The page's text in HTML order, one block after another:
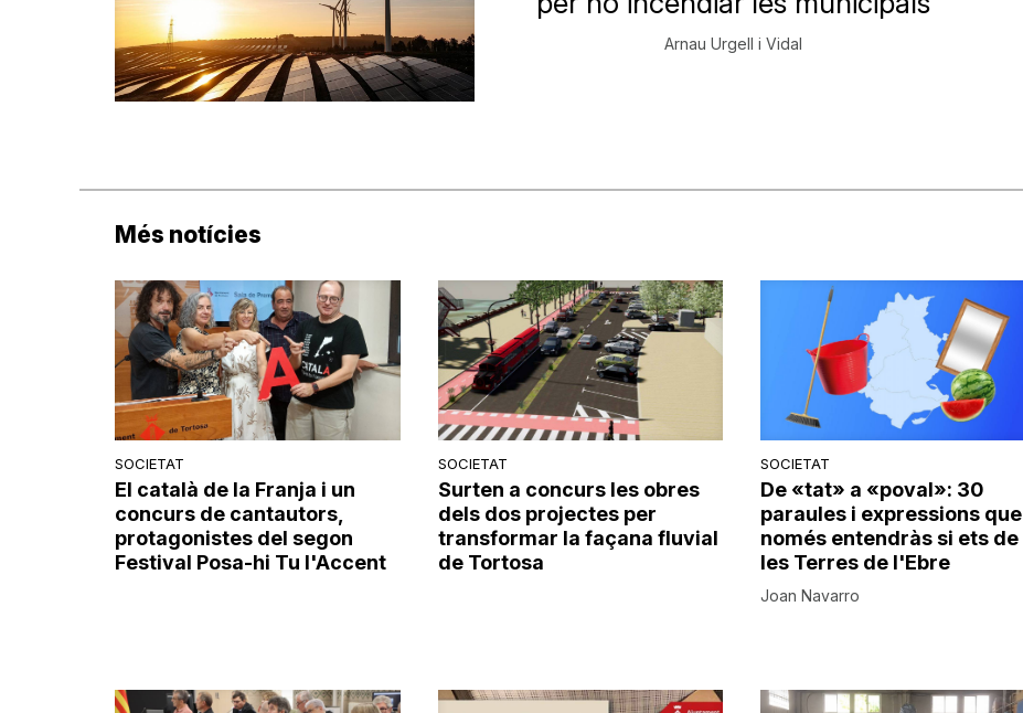
Arnau Urgell i Vidal
Més notícies
SOCIETAT
El català de la Franja i un
concurs de cantautors,
protagonistes del segon
Festival Posa-hi Tu l'Accent
SOCIETAT
Surten a concurs les obres
dels dos projectes per
transformar la façana fluvial
de Tortosa
SOCIETAT
De «tat» a «poval»: 30
paraules i expressions que
només entendràs si ets de
les Terres de l'Ebre
Joan Navarro